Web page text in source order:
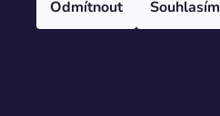
Odmítnout Souhlasím